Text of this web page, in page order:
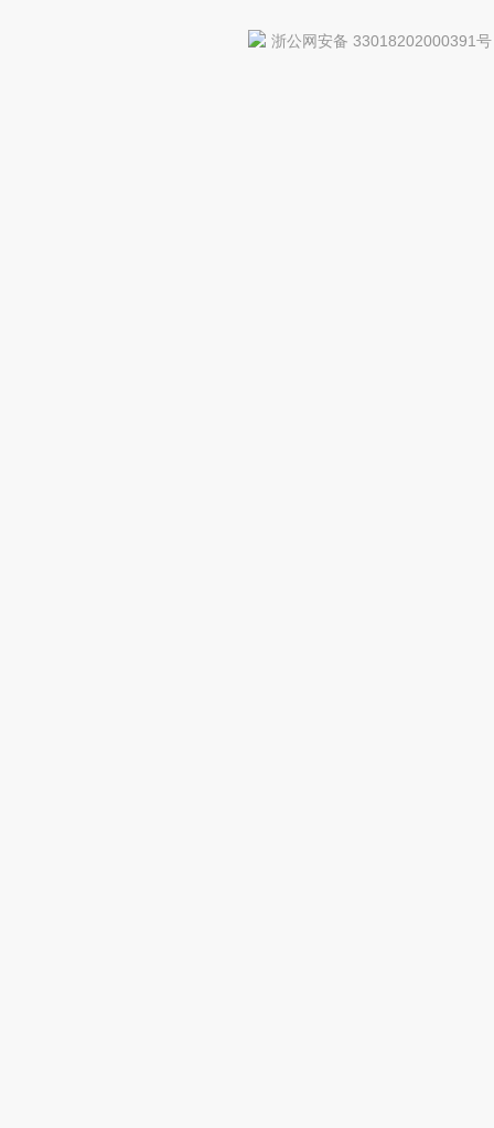
浙公网安备 33018202000391号